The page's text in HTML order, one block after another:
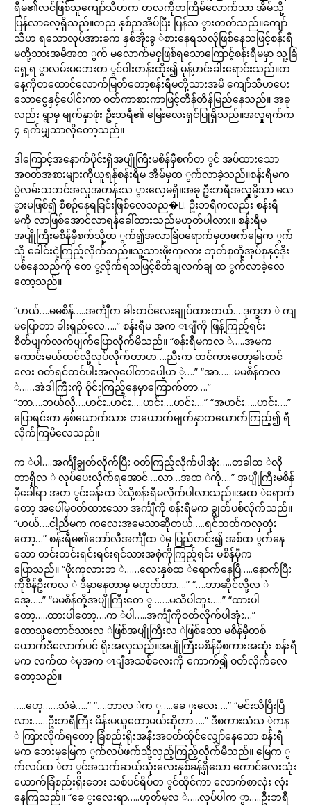
ရီမ၏လင်ဖြစ်သူကျော်သီဟက တလကိုတကြိမ်လောက်သာ အိမ်သို့
ပြန်လာလေ့ရှိသည်။တည နှစ်ညအိပ်ပြီး ပြန်သ ွားတတ်သည်။ကျော်
သီဟ ရသောလုပ်အားခက နှစ်အိုးခွ ဲစားနေရသလိုဖြစ်နေသဖြင့်စန်းရီ
မတို့သားအမိအတ ွက် မလောက်မငှဖြစ်ရသောကြောင့်စန်းရီမမှာ သူ့ခြံ
ရှေ့ရ ွာလမ်းမဘေးတ ွင်ဝါးတန်းထိုး၍ မုန့်ဟင်းခါးရောင်းသည်။တ
နေ့ကိုတထောင်လောက်မြတ်တော့စန်းရီမတို့သားအမိ ကျော်သီဟပေး
သောငွေနှင့်ပေါင်းကာ ဝတ်ကာစားကာဖြင့်တိန်တိန်မြည်နေသည်။ အခု
လည်း ရွာမှ မျက်နှာဖုံး ဦးဘရီ၏ မြေးလေးရှင်ပြုရှိသည်။အလှုရက်က
၄ ရက်မျှသာလိုတော့သည်။
ဒါကြောင့်အနောက်ပိုင်းရှိအပျိုကြီးမစိန်မှီစက်တ ွင် အပ်ထားသော
အဝတ်အစားများကိုယူရန်စန်းရီမ အိမ်မှထ ွက်လာခဲ့သည်။စန်းရီမက
ပွဲလမ်းသဘင်အလှုအတန်းသ ွားလေ့မရှိ။အခု ဦးဘရီအလှုမို့သာ မသ
ွားမဖြစ်၍ စီစဉ်နေရခြင်းဖြစ်လေသည�်. ဦးဘရီကလည်း စန်းရီ
မကို လာဖြစ်အောင်လာရန်ခေါ်ထားသည်မဟုတ်ပါလား။ စန်းရီမ
အပျိုကြီးမစိန်မှီစက်သို့ထ ွက်၍အလာခြံဝရောက်မှတဖက်မြေက ွက်
သို့ ခေါင်းငှဲ့ကြည့်လိုက်သည်။သူ့သားဖိုးကုလား ဘုတ်စုတို့အုပ်စုနှင့်ဒိုး
ပစ်နေသည်ကို တေ ွ့လိုက်ရသဖြင့်စိတ်ချလက်ချ ထ ွက်လာခဲ့လေ
တော့သည်။
“ဟယ်….မမစိန်…..အင်္ကျီက ခါးတင်လေးချုပ်ထားတယ်….ဒုက္ခဘ ဲ ကျ
မပြောတာ ခါးရှည်လေ…..” စန်းရီမ အက ၤျီကို ဖြန့်ကြည့်ရင်း
စိတ်ပျက်လက်ပျက်ပြောလိုက်မိသည်။ “စန်းရီမကလ ဲ…..အမက
ကောင်းမယ်ထင်လို့လုပ်လိုက်တာဟ….ညီးက တင်ကားတော့ခါးတင်
လေး ဝတ်ရင်တင်ပါးအလှပေါ်တာပေါ့ဟ ဲ့….” “အာ……မမစိန်ကလ
ဲ……အဲဒါကြီးကို ဝိုင်းကြည့်နေမှာကြောက်တာ….”
“ဘာ….ဘယ်လို….ဟင်း..ဟင်း…..ဟင်း….ဟင်း….” “အဟင်း…..ဟင်း….”
ပြောရင်းက နှစ်ယောက်သား တယောက်မျက်နှာတယောက်ကြည့်၍ ရီ
လိုက်ကြမိလေသည်။
က ဲပါ….အင်္ကျီချွတ်လိုက်ပြီး ဝတ်ကြည့်လိုက်ပါအုံး…..တခါထ ဲလို
တာရှိလ ဲ လုပ်ပေးလိုက်ရအောင်….လာ…အထ ဲကို….” အပျိုကြီးမစိန်
မှီခေါ်ရာ အတ ွင်းခန်းထ ဲသို့စန်းရီမလိုက်ပါလာသည်။အထ ဲရောက်
တော့ အပေါ်မှဝတ်ထားသော အင်္ကျီကို စန်းရီမက ချွတ်ပစ်လိုက်သည်။
“ဟယ်….ငါ့ညီမက ကလေးအမေသာဆိုတယ်…..ရင်ဘတ်ကလှတုံး
တော့…” စန်းရီမ၏ဘော်လီအင်္ကျီထ ဲမှ ပြည့်တင်း၍ အစ်ထ ွက်နေ
သော တင်းတင်းရင်းရင်းရင်သားအစုံကိုကြည့်ရင်း မစိန်မှီက
ပြောသည်။ “ဖိုးကုလားဘ ဲ……လေးနှစ်ထ ဲရောက်နေပြီ…..နောက်ပြီး
ကိုစိန်ဦးကလ ဲ ဒီမှာနေတာမှ မဟုတ်တာ….” “….ဘာဆိုင်လို့လ ဲ
အေ့…..” “မမစိန်တို့အပျိုကြီးတေ ွ…….မသိပါဘူး…..” “ထားပါ
တော့…..ထားပါတော့….က ဲပါ…..အင်္ကျီကိုဝတ်လိုက်ပါအုံး…”
တောသူတောင်သားလ ဲဖြစ်အပျိုကြီးလ ဲဖြစ်သော မစိန်မှီတစ်
ယောက်ဒီလောက်ပင် ရိုးအလှသည်။အပျိုကြီးမစိန်မှီစကားအဆုံး စန်းရီ
မက လက်ထ ဲမှအက ၤျီအသစ်လေးကို ကောက်၍ ဝတ်လိုက်လေ
တော့သည်။
…..ဟေ့……သံခဲ…..” “….ဘာလ ဲက ှ…..ခေ ှးလေး….” “မင်းသိပြီးပြီ
လား……ဦးဘရီကြီး မိန်းမယူတော့မယ်ဆိုတာ…..” ဒီစကားသံသ ဲ့ကန
ဲ ကြားလိုက်ရတော့ ခြံစည်းရိုးအနီးအဝတ်ထိုင်လျှော်နေသော စန်းရီ
မက ဘေးမှမြေက ွက်လပ်ဖက်သို့လှည့်ကြည့်လိုက်မိသည်။ မြေက ွ
က်လပ်ထ ဲတ ွင်အသက်ဆယ့်သုံးလေးနှစ်ခန့်ရှိသော ကောင်လေးသုံး
ယောက်ခြံစည်းရိုးဘေး သစ်ပင်ရိပ်တ ွင်ထိုင်ကာ လောက်စာလုံး လုံး
နေကြသည်။ “ခေ ွးလေးရာ…..ဟုတ်မှလ ဲ…..လုပ်ပါက ွာ…..ဦးဘရီ